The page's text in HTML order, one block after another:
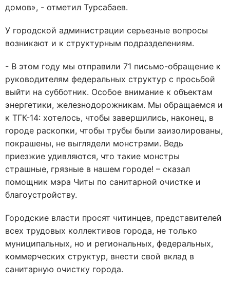
домов», - отметил Турсабаев.
У городской администрации серьезные вопросы
возникают и к структурным подразделениям.
- В этом году мы отправили 71 письмо-обращение к
руководителям федеральных структур с просьбой
выйти на субботник. Особое внимание к объектам
энергетики, железнодорожникам. Мы обращаемся и
к ТГК-14: хотелось, чтобы завершились, наконец, в
городе раскопки, чтобы трубы были заизолированы,
покрашены, не выглядели монстрами. Ведь
приезжие удивляются, что такие монстры
страшные, грязные в нашем городе! – сказал
помощник мэра Читы по санитарной очистке и
благоустройству.
Городские власти просят читинцев, представителей
всех трудовых коллективов города, не только
муниципальных, но и региональных, федеральных,
коммерческих структур, внести свой вклад в
санитарную очистку города.